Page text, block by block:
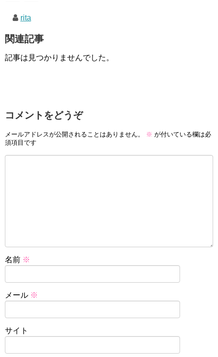
rita
関連記事
記事は見つかりませんでした。
コメントをどうぞ
メールアドレスが公開されることはありません。 ※ が付いている欄は必
須項目です
名前 ※
メール ※
サイト